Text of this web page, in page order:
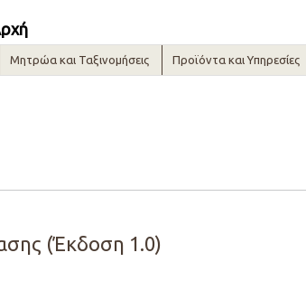
Μητρώα και Ταξινομήσεις Προϊόντα και Υπηρεσίες
(Έκδοση 1.0)